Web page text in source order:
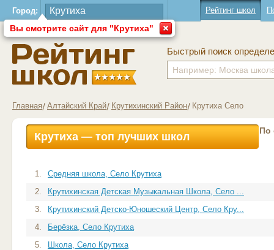
Город:
Вы смотрите сайт для "Крутиха"
Рейтинг школ
Быстрый поиск
Главная Алтайский Край Крутихинский Район Крутиха Село
Крутиха — топ лучших школ По
1.
Средняя школа, Село Крутиха
2.
Крутихинская Детская Музыкальная Школа, Село ...
3.
Крутихинский Детско-Юношеский Центр, Село Кру...
4.
Берёзка, Село Крутиха
5.
Школа, Село Крутиха